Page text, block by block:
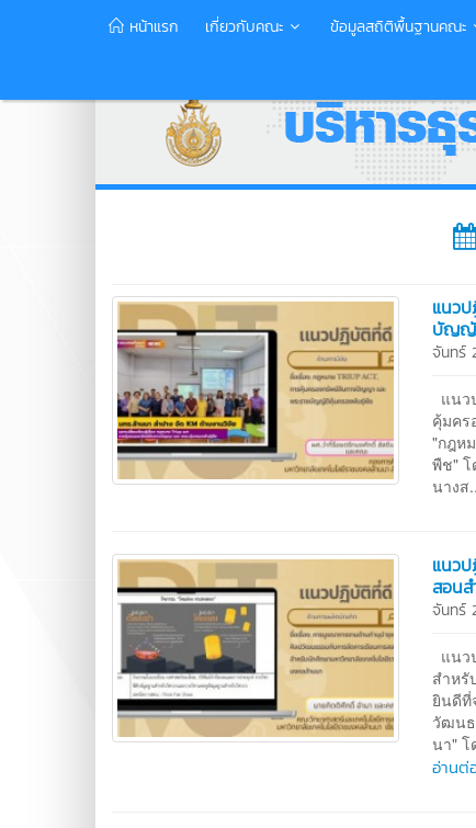
หน้าแรก เกี่ยวกับคณะ ข้อมูลสถิติพื้นฐานคณะ
แนว
บัญญั
จันทร์
แนว
คุ้มคร
"กฎห
พืช" โ
นาง
แนว
สอนส
จันทร์
แนว
สำหรั
ยินดีที่
วัฒนธ
นา" โ
อ่านต่